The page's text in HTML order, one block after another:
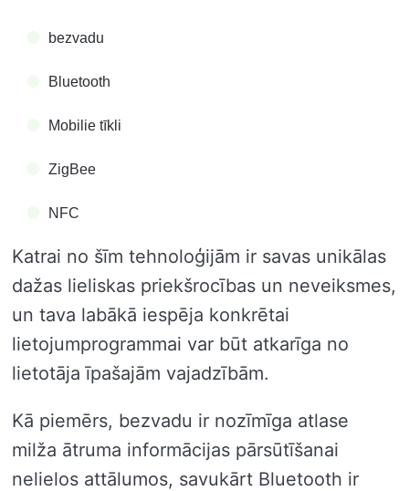
bezvadu
Bluetooth
Mobilie tīkli
ZigBee
NFC
Katrai no šīm tehnoloģijām ir savas unikālas
dažas lieliskas priekšrocības un neveiksmes,
un tava labākā iespēja konkrētai
lietojumprogrammai var būt atkarīga no
lietotāja īpašajām vajadzībām.
Kā piemērs, bezvadu ir nozīmīga atlase
milža ātruma informācijas pārsūtīšanai
nelielos attālumos, savukārt Bluetooth ir